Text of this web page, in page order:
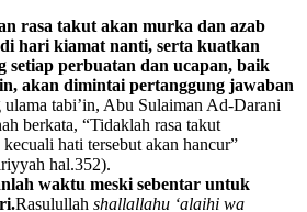
rasa takut akan murka dan azab
hari kiamat nanti, serta kuatkan
setiap perbuatan dan ucapan, baik
akan dimintai pertanggung jawaban
ulama tabi’in, Abu Sulaiman Ad-Darani
berkata, “Tidaklah rasa takut
hati tersebut akan hancur”
hal.352).
waktu meski sebentar untuk
Rasulullah shallallahu ‘alaihi wa